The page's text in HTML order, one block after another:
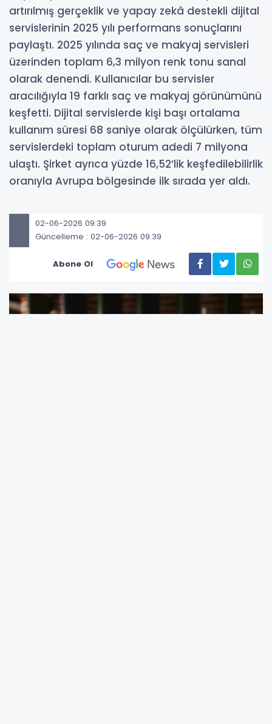
artırılmış gerçeklik ve yapay zekâ destekli dijital
servislerinin 2025 yılı performans sonuçlarını
paylaştı. 2025 yılında saç ve makyaj servisleri
üzerinden toplam 6,3 milyon renk tonu sanal
olarak denendi. Kullanıcılar bu servisler
aracılığıyla 19 farklı saç ve makyaj görünümünü
keşfetti. Dijital servislerde kişi başı ortalama
kullanım süresi 68 saniye olarak ölçülürken, tüm
servislerdeki toplam oturum adedi 7 milyona
ulaştı. Şirket ayrıca yüzde 16,52’lik keşfedilebilirlik
oranıyla Avrupa bölgesinde ilk sırada yer aldı.
02-06-2026 09:39
Güncelleme : 02-06-2026 09:39
Abone Ol